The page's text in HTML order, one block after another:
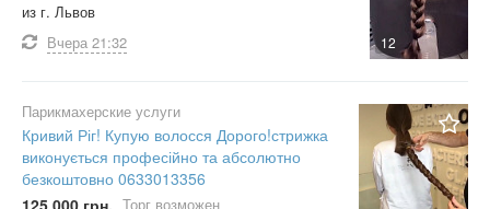
12
из г. Львов
Вчера 21:32
Парикмахерские услуги
Кривий Ріг! Купую волосся Дорого!стрижка
виконується професійно та абсолютно
безкоштовно 0633013356
125 000 грн. Торг возможен